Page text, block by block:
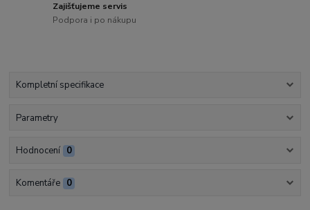
Zajišťujeme servis
Podpora i po nákupu
Kompletní specifikace
Parametry
Hodnocení 0
Komentáře 0